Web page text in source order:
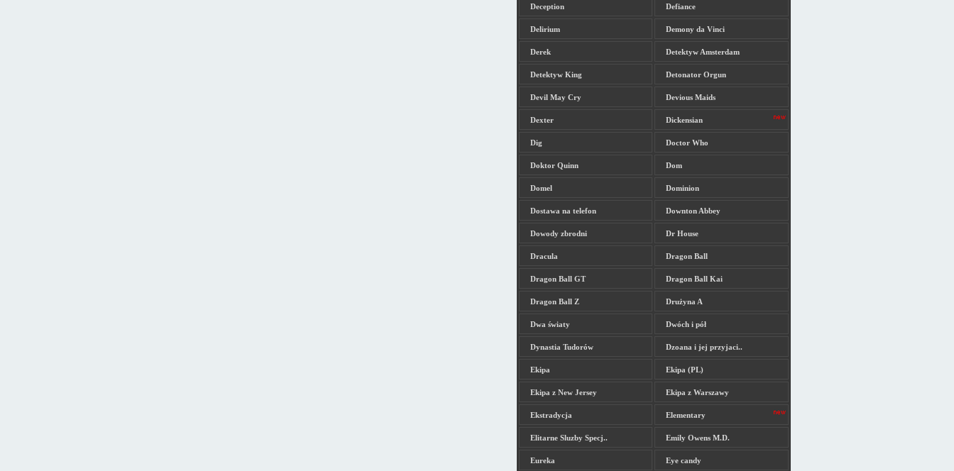
Deception Defiance
Delirium Demony da Vinci
Derek Detektyw Amsterdam
Detektyw King Detonator Orgun
Devil May Cry Devious Maids
Dexter Dickensian
Dig Doctor Who
Doktor Quinn Dom
Domel Dominion
Dostawa na telefon Downton Abbey
Dowody zbrodni Dr House
Dracula Dragon Ball
Dragon Ball GT Dragon Ball Kai
Dragon Ball Z Drużyna A
Dwa światy Dwóch i pół
Dynastia Tudorów Dzoana i jej przyjaci..
Ekipa Ekipa (PL)
Ekipa z New Jersey Ekipa z Warszawy
Ekstradycja Elementary
Elitarne Sluzby Specj.. Emily Owens M.D.
Eureka Eye candy